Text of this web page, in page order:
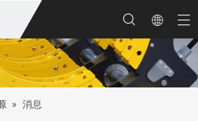
» 消息